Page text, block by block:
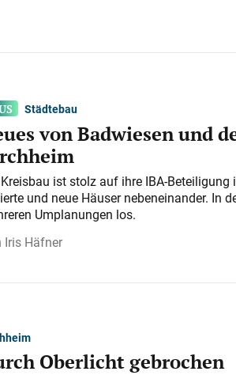
Städtebau
von Badwiesen und
ist stolz auf ihre IBA-
und neue Häuser nebeneinander. In
Umplanungen los.
Iris Häfner
Oberlicht gebrochen